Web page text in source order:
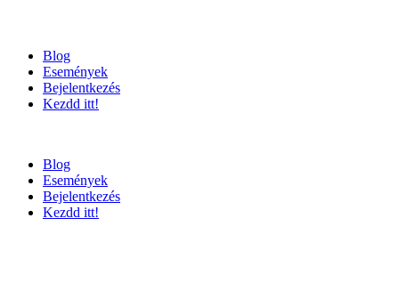
Blog
Események
Bejelentkezés
Kezdd itt!
Blog
Események
Bejelentkezés
Kezdd itt!